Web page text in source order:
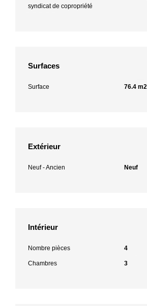
syndicat de copropriété
Surfaces
Surface 76.4 m2
Extérieur
Neuf - Ancien Neuf
Intérieur
Nombre pièces 4
Chambres 3